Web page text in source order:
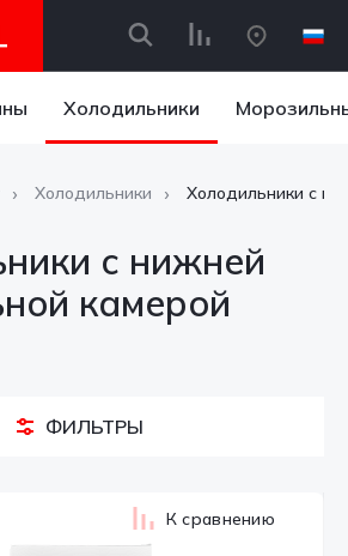
Холодильники
Холодильники Холодильники с
с нижней
камерой
ФИЛЬТРЫ
К сравнению